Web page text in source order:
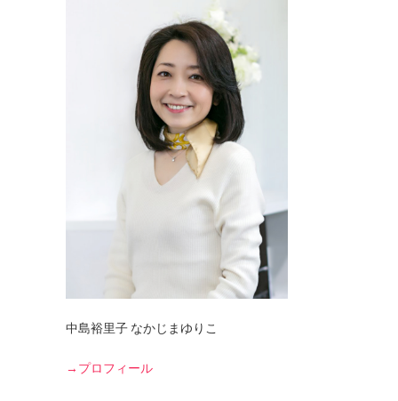
中島裕里子 なかじまゆりこ
→プロフィール